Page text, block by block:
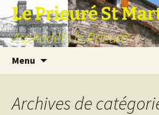
Aller
au
contenu
Le Prieuré St
Asphodèle le Prieuré
Menu
Archives de